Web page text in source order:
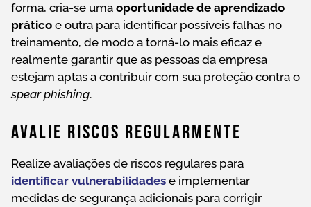
forma, cria-se uma oportunidade de aprendizado
prático e outra para identificar possíveis falhas no
treinamento, de modo a torná-lo mais eficaz e
realmente garantir que as pessoas da empresa
estejam aptas a contribuir com sua proteção contra o
spear phishing.
Avalie Riscos Regularmente
Realize avaliações de riscos regulares para
identificar vulnerabilidades e implementar
medidas de segurança adicionais para corrigir